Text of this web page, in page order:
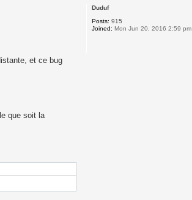
Duduf
Posts: 915
Joined: Mon Jun 20, 2016 2:59 pm
et ce bug
que soit la